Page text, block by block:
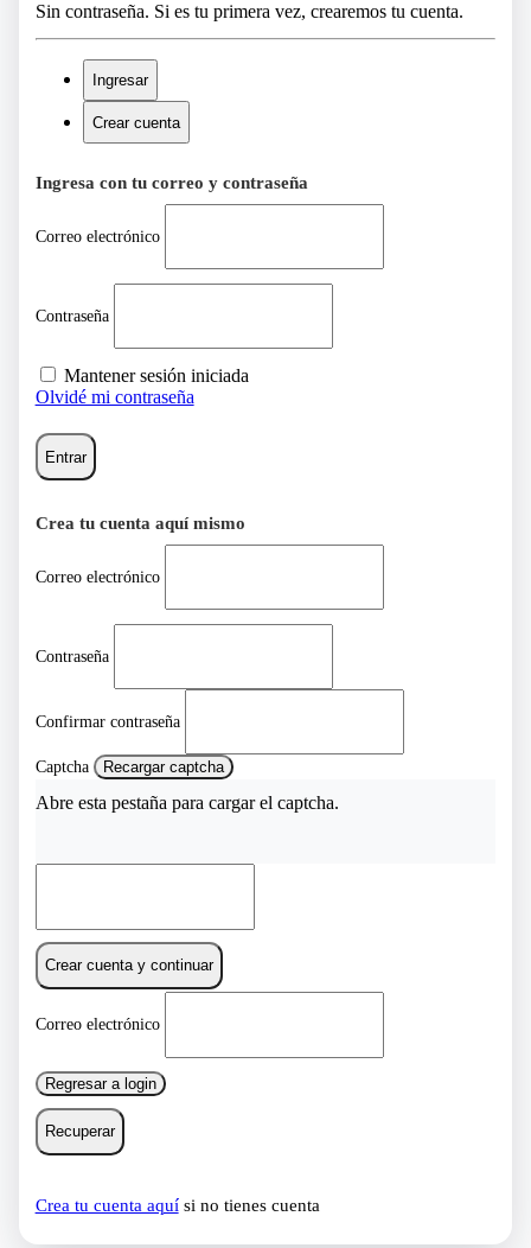
Sin contraseña. Si es tu primera vez, crearemos tu cuenta.
Ingresar
Crear cuenta
Ingresa con tu correo y contraseña
Correo electrónico
Contraseña
Mantener sesión iniciada
Olvidé mi contraseña
Entrar
Crea tu cuenta aquí mismo
Correo electrónico
Contraseña
Confirmar contraseña
Captcha Recargar captcha
Abre esta pestaña para cargar el captcha.
Crear cuenta y continuar
Correo electrónico
Regresar a login
Recuperar
Crea tu cuenta aquísi no tienes cuenta